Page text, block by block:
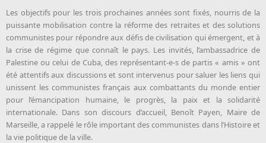
Les objectifs pour les trois prochaines années sont fixés, nourris de la
puissante mobilisation contre la réforme des retraites et des solutions
communistes pour répondre aux défis de civilisation qui émergent, et à
la crise de régime que connaît le pays. Les invités, l’ambassadrice de
Palestine ou celui de Cuba, des représentant-e-s de partis « amis » ont
été attentifs aux discussions et sont intervenus pour saluer les liens qui
unissent les communistes français aux combattants du monde entier
pour l’émancipation humaine, le progrès, la paix et la solidarité
internationale. Dans son discours d’accueil, Benoît Payen, Maire de
Marseille, a rappelé le rôle important des communistes dans l’Histoire et
la vie politique de la ville.